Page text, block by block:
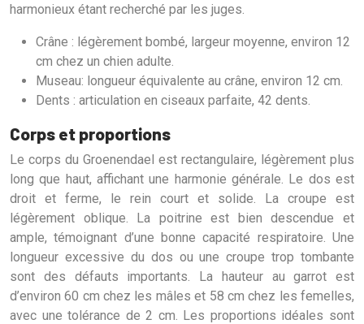
harmonieux étant recherché par les juges.
Crâne : légèrement bombé, largeur moyenne, environ 12
cm chez un chien adulte.
Museau: longueur équivalente au crâne, environ 12 cm.
Dents : articulation en ciseaux parfaite, 42 dents.
Corps et proportions
Le corps du Groenendael est rectangulaire, légèrement plus
long que haut, affichant une harmonie générale. Le dos est
droit et ferme, le rein court et solide. La croupe est
légèrement oblique. La poitrine est bien descendue et
ample, témoignant d’une bonne capacité respiratoire. Une
longueur excessive du dos ou une croupe trop tombante
sont des défauts importants. La hauteur au garrot est
d’environ 60 cm chez les mâles et 58 cm chez les femelles,
avec une tolérance de 2 cm. Les proportions idéales sont